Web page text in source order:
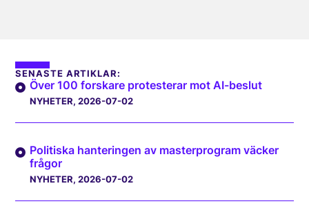
SENASTE ARTIKLAR:
Över 100 forskare protesterar mot AI-beslut
NYHETER, 2026-07-02
Politiska hanteringen av masterprogram väcker
frågor
NYHETER, 2026-07-02